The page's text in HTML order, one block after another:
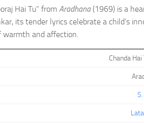
Hai Tu” from Aradhana(1969) is a
its tender lyrics celebrate a child’s
warmth and affection.
Chanda